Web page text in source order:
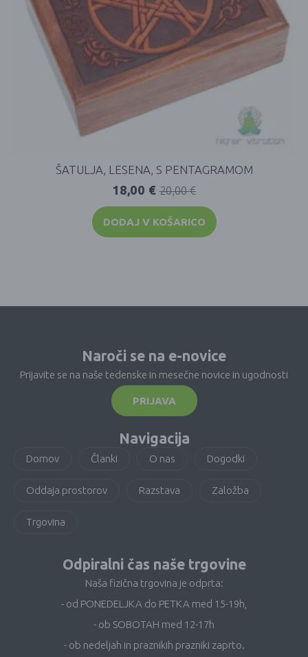
ŠATULJA, LESENA, S PENTAGRAMOM
20,00€
18,00 €
DODAJ V KOŠARICO
Naroči se na e-novice
Prijavite se na naše tedenske in mesečne novice in ugodnosti
PRIJAVA
Navigacija
Domov Članki O nas Dogodki
Oddaja prostorov Razstava Založba
Trgovina
Odpiralni čas naše trgovine
Naša fizična trgovina je odprta:
- od PONEDELJKA do PETKA med 15-19h,
- ob SOBOTAH med 12-17h
- ob nedeljah in praznikih prazniki zaprto.